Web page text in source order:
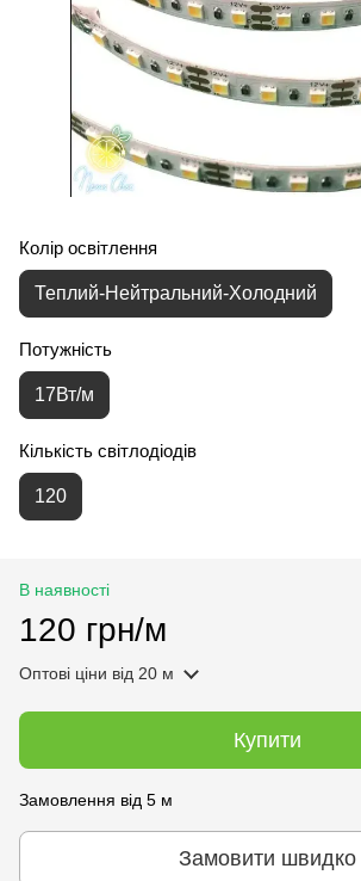
Колір освітлення
Теплий-Нейтральний-Холодний
Потужність
17Вт/м
Кількість світлодіодів
120
В наявності
120 грн/м
Оптові ціни від 20 м
Купити
Замовлення від 5 м
Замовити швидко